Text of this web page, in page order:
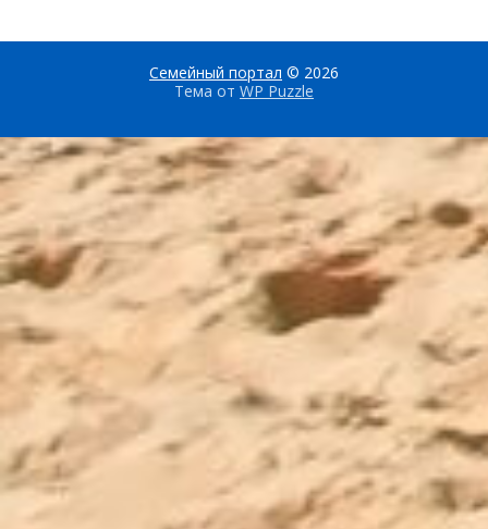
Семейный портал © 2026
Тема от WP Puzzle